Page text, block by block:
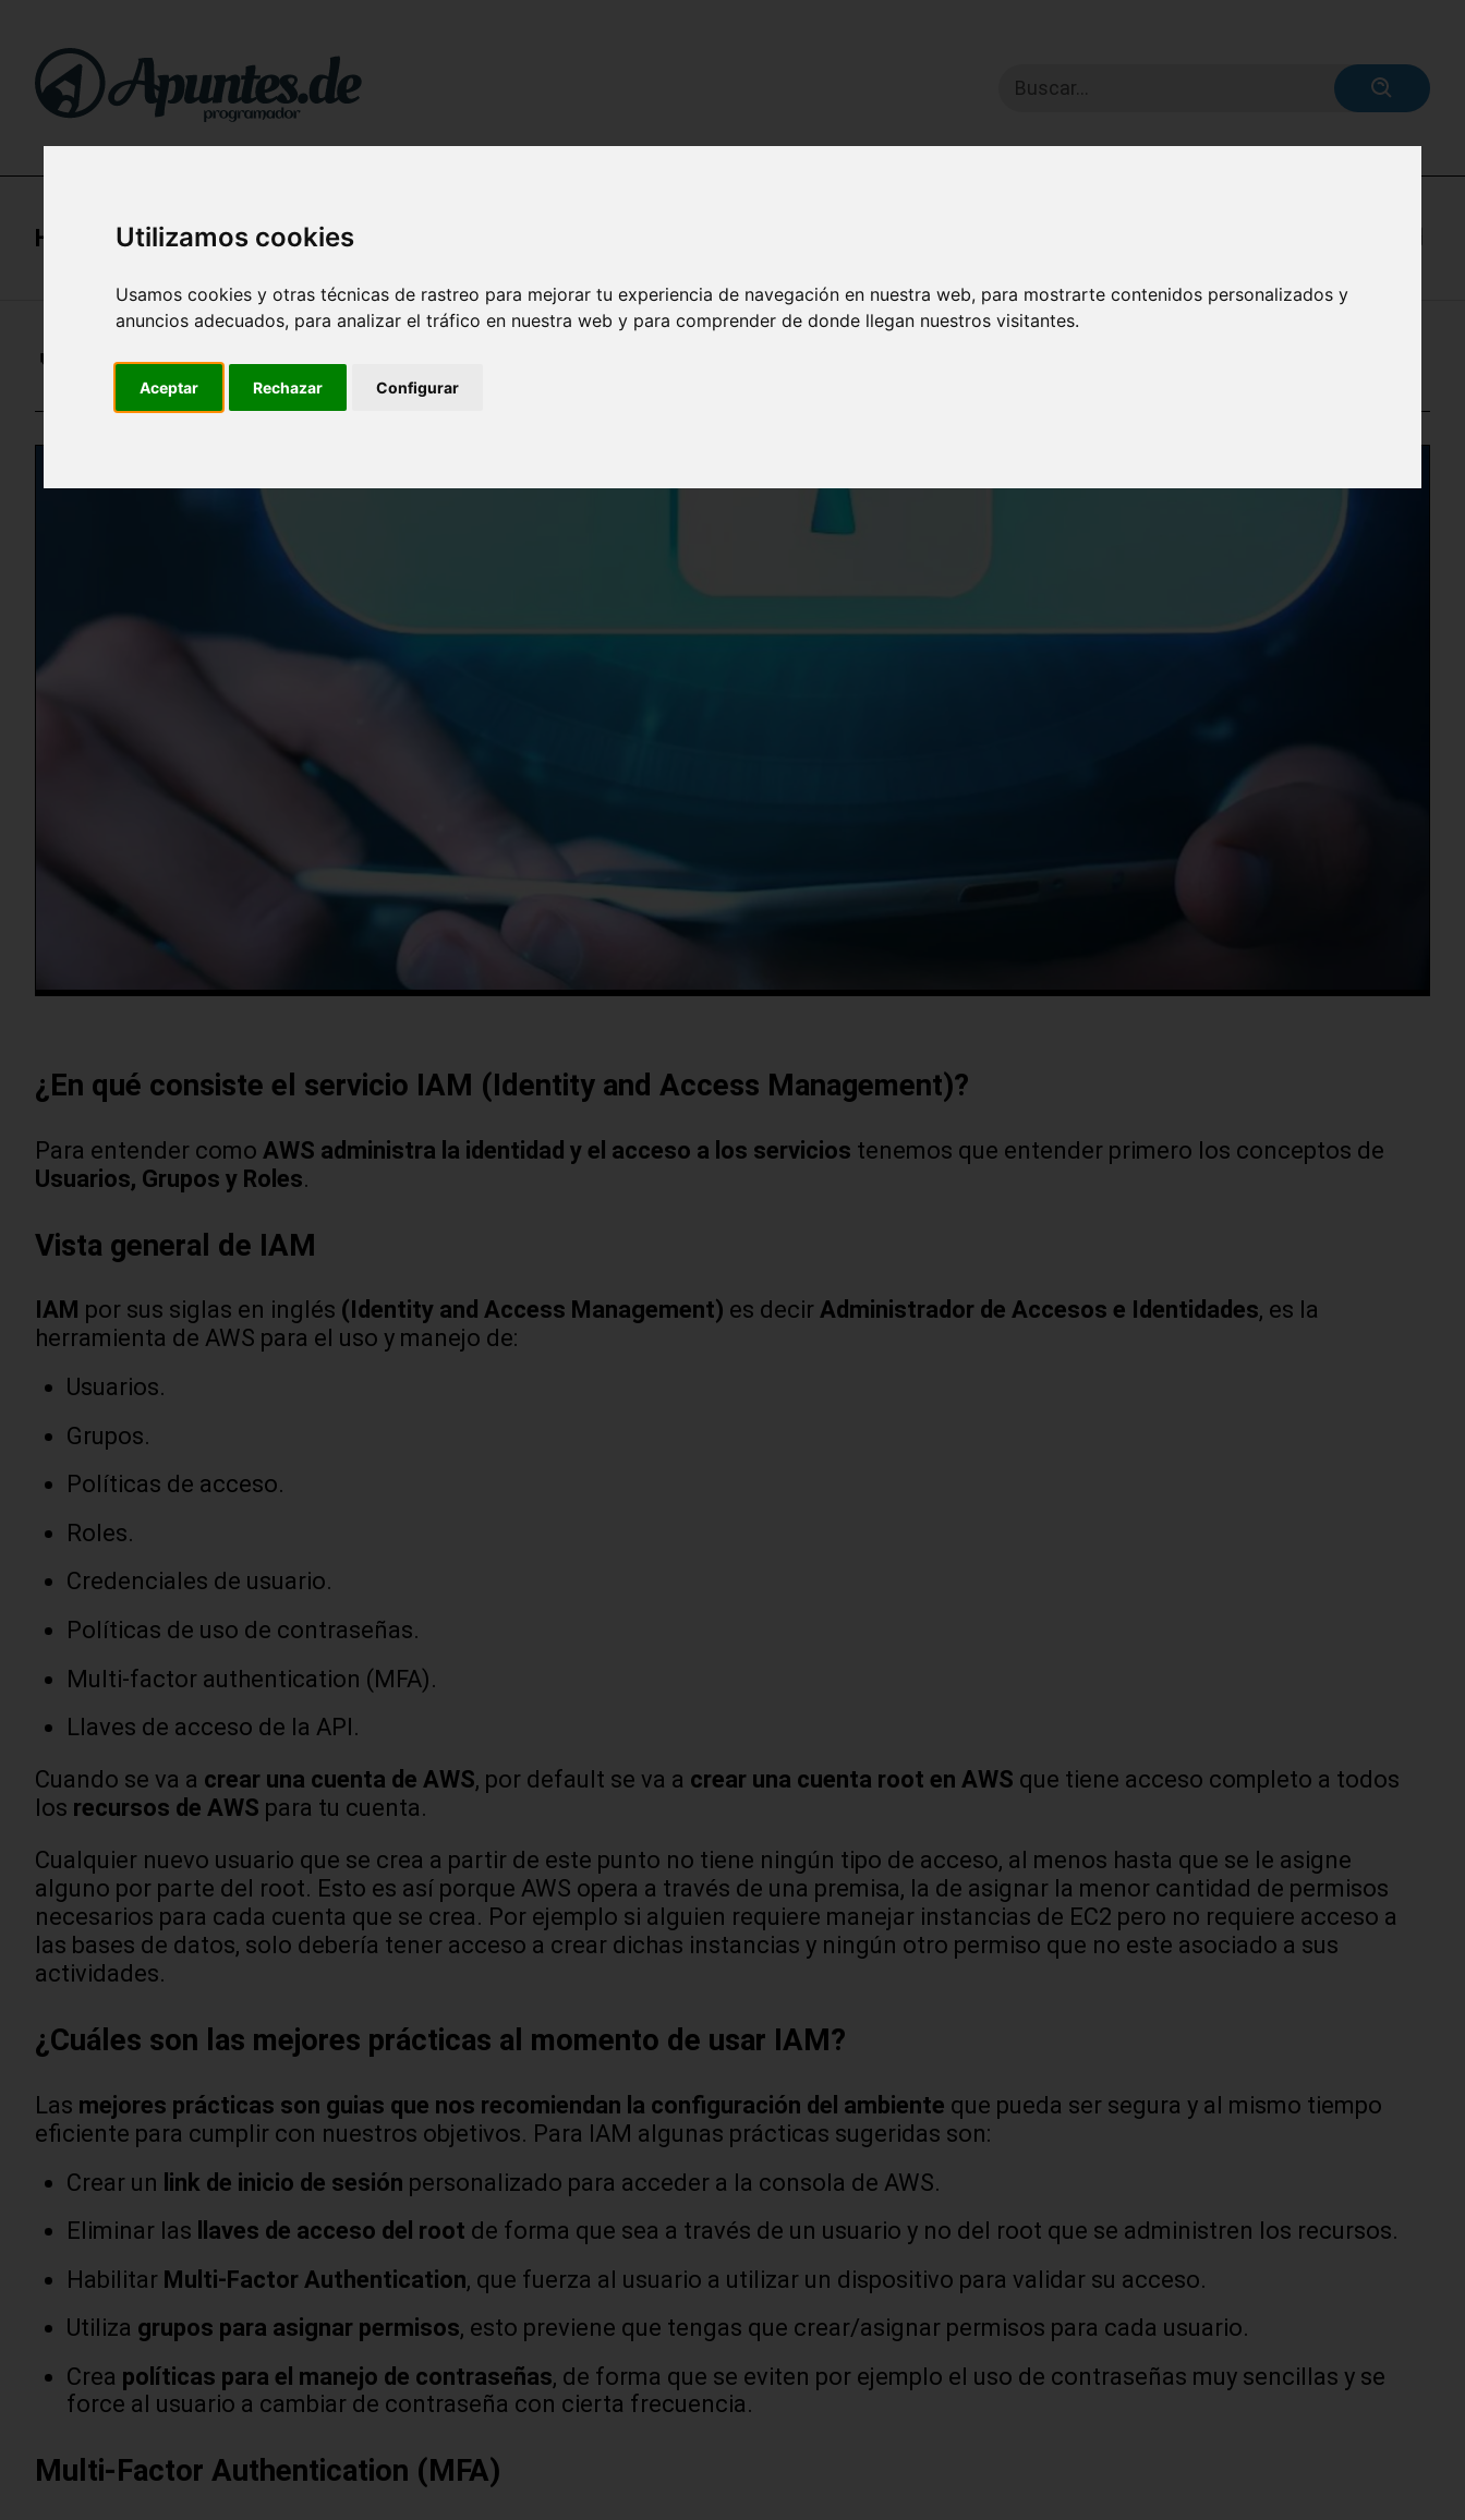
Utilizamos cookies
Usamos cookies y otras técnicas de rastreo para mejorar tu experiencia de navegación en nuestra web, para mostrarte contenidos personalizados y
anuncios adecuados, para analizar el tráfico en nuestra web y para comprender de donde llegan nuestros visitantes.
Aceptar Rechazar Configurar
Buscar...
Home /Apuntes de AWS (Certificación Cloud Practitioner) en español
🔥 AWS IDENTITY ACCESS MANAGEMENT (IAM): SERVICIO DE IDENTIFICACIÓN
¿En qué consiste el servicio IAM (Identity and Access Management)?
Para entender como AWS administra la identidad y el acceso a los servicios tenemos que entender primero los conceptos de
Usuarios, Grupos y Roles.
Vista general de IAM
IAM por sus siglas en inglés (Identity and Access Management) es decir Administrador de Accesos e Identidades, es la
herramienta de AWS para el uso y manejo de:
Usuarios.
Grupos.
Políticas de acceso.
Roles.
Credenciales de usuario.
Políticas de uso de contraseñas.
Multi-factor authentication (MFA).
Llaves de acceso de la API.
Cuando se va a crear una cuenta de AWS, por default se va a crear una cuenta root en AWS que tiene acceso completo a todos
los recursos de AWS para tu cuenta.
Cualquier nuevo usuario que se crea a partir de este punto no tiene ningún tipo de acceso, al menos hasta que se le asigne
alguno por parte del root. Esto es así porque AWS opera a través de una premisa, la de asignar la menor cantidad de permisos
necesarios para cada cuenta que se crea. Por ejemplo si alguien requiere manejar instancias de EC2 pero no requiere acceso a
las bases de datos, solo debería tener acceso a crear dichas instancias y ningún otro permiso que no este asociado a sus
actividades.
¿Cuáles son las mejores prácticas al momento de usar IAM?
Las mejores prácticas son guias que nos recomiendan la configuración del ambiente que pueda ser segura y al mismo tiempo
eficiente para cumplir con nuestros objetivos. Para IAM algunas prácticas sugeridas son:
Crear un link de inicio de sesión personalizado para acceder a la consola de AWS.
Eliminar las
llaves de acceso del root de forma que sea a través de un usuario y no del root que se administren los recursos.
Habilitar Multi-Factor Authentication, que fuerza al usuario a utilizar un dispositivo para validar su acceso.
Utiliza grupos para asignar permisos, esto previene que tengas que crear/asignar permisos para cada usuario.
Crea políticas para el manejo de contraseñas, de forma que se eviten por ejemplo el uso de contraseñas muy sencillas y se
force al usuario a cambiar de contraseña con cierta frecuencia.
Multi-Factor Authentication (MFA)